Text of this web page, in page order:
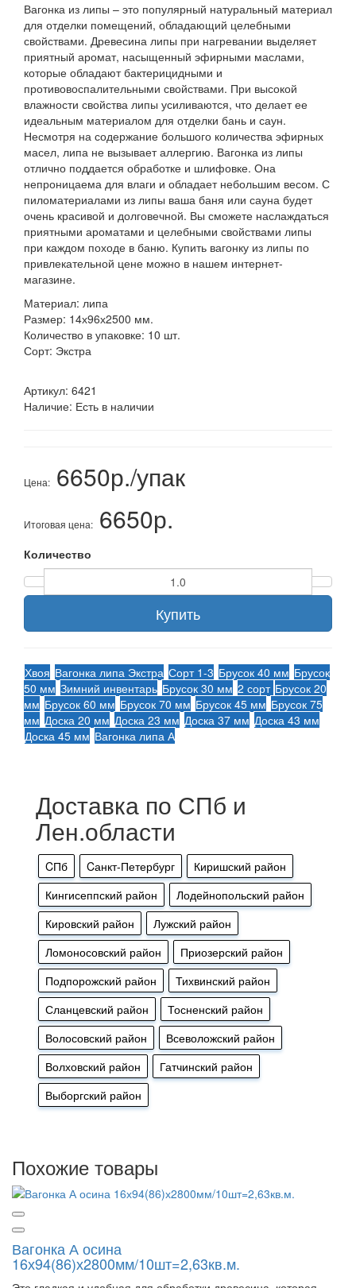
Вагонка из липы – это популярный натуральный материал
для отделки помещений, обладающий целебными
свойствами. Древесина липы при нагревании выделяет
приятный аромат, насыщенный эфирными маслами,
которые обладают бактерицидными и
противовоспалительными свойствами. При высокой
влажности свойства липы усиливаются, что делает ее
идеальным материалом для отделки бань и саун.
Несмотря на содержание большого количества эфирных
масел, липа не вызывает аллергию. Вагонка из липы
отлично поддается обработке и шлифовке. Она
непроницаема для влаги и обладает небольшим весом. С
пиломатериалами из липы ваша баня или сауна будет
очень красивой и долговечной. Вы сможете наслаждаться
приятными ароматами и целебными свойствами липы
при каждом походе в баню. Купить вагонку из липы по
привлекательной цене можно в нашем интернет-
магазине.
Материал: липа
Размер: 14х96х2500 мм.
Количество в упаковке: 10 шт.
Сорт: Экстра
Артикул: 6421
Наличие: Есть в наличии
Цена: 6650р./упак
Итоговая цена: 6650р.
Количество
Купить
Хвоя Вагонка липа Экстра Сорт 1-3 Брусок 40 мм Брусок
50 мм Зимний инвентарь Брусок 30 мм 2 сорт Брусок 20
мм Брусок 60 мм Брусок 70 мм Брусок 45 мм Брусок 75
мм Доска 20 мм Доска 23 мм Доска 37 мм Доска 43 мм
Доска 45 мм Вагонка липа А
Доставка по СПб и
Лен.области
CПб Cанкт-Петербург
Киришский район
Кингисеппский район
Лодейнопольский район
Кировский район
Лужский район
Ломоносовский район
Приозерский район
Подпорожский район
Тихвинский район
Сланцевский район
Тосненский район
Волосовский район
Всеволожский район
Волховский район
Гатчинский район
Выборгский район
Похожие товары
Вагонка А осина
16х94(86)х2800мм/10шт=2,63кв.м.